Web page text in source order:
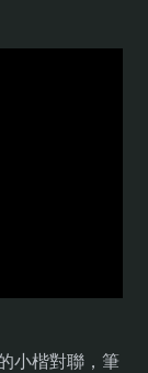
小楷對聯，筆